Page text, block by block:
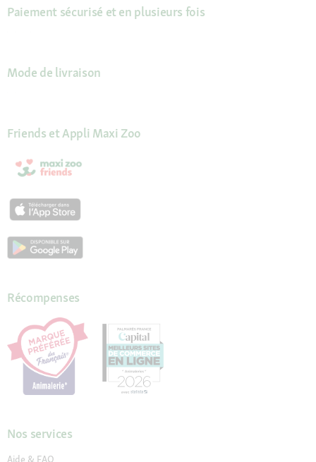
Paiement sécurisé et en plusieurs fois
Mode de livraison
Friends et Appli Maxi Zoo
Récompenses
Nos services
Aide & FAQ